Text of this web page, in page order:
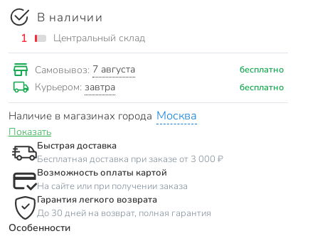
В наличии
1 Центральный склад
Самовывоз: 7 августа бесплатно
Курьером: завтра бесплатно
Наличие в магазинах города Москва
Показать
Быстрая доставка
Бесплатная доставка при заказе от 3 000 ₽
Возможность оплаты картой
На сайте или при получении заказа
Гарантия легкого возврата
До 30 дней на возврат, полная гарантия
Особенности